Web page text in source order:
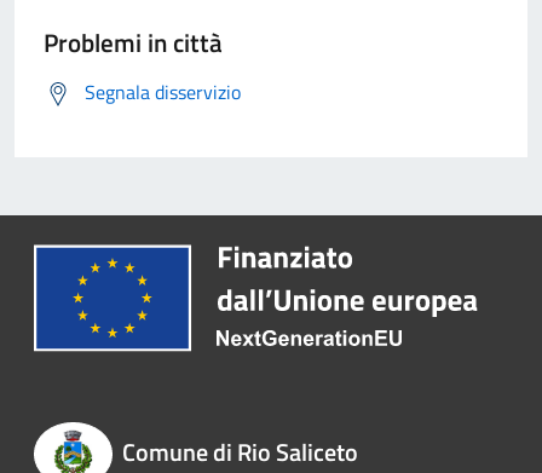
Problemi in città
Segnala disservizio
Comune di Rio Saliceto